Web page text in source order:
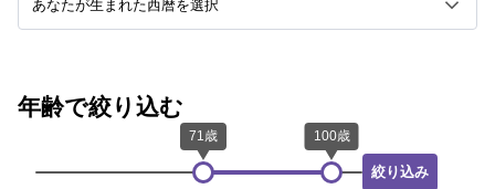
年齢で絞り込む
絞り込み